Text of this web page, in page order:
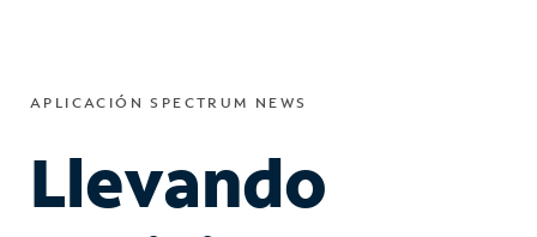
APLICACIÓN SPECTRUM NEWS
Llevando